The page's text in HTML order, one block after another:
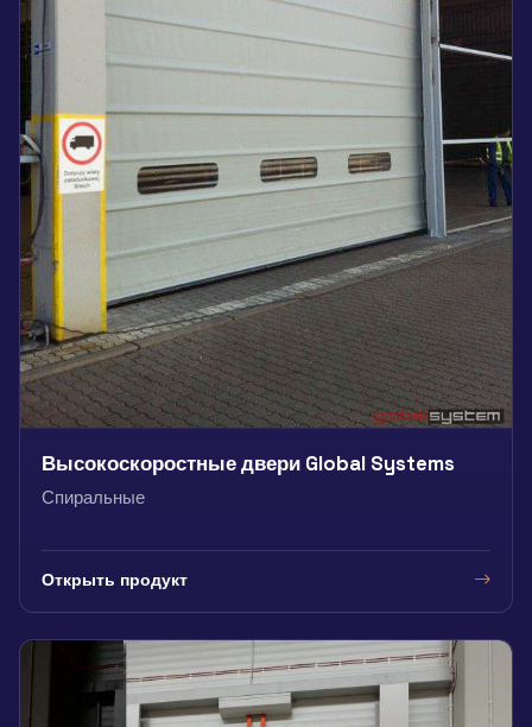
Высокоскоростные двери Global Systems
Спиральные
Открыть продукт